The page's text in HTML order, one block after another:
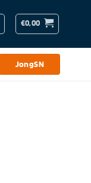
€0,00
JongSN